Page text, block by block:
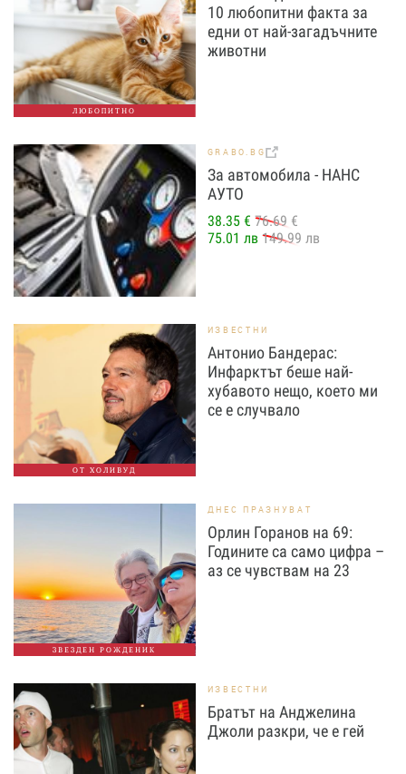
ЛЮБОПИТНО
10 любопитни факта за
едни от най-загадъчните
животни
GRABO.BG
За автомобила - НАНС
АУТО
38.35 € 76.69 €
75.01 лв 149.99 лв
ОТ ХОЛИВУД
ИЗВЕСТНИ
Антонио Бандерас:
Инфарктът беше най-
хубавото нещо, което ми
се е случвало
ЗВЕЗДЕН РОЖДЕНИК
ДНЕС ПРАЗНУВАТ
Орлин Горанов на 69:
Годините са само цифра –
аз се чувствам на 23
ИЗВЕСТНИ
Братът на Анджелина
Джоли разкри, че е гей